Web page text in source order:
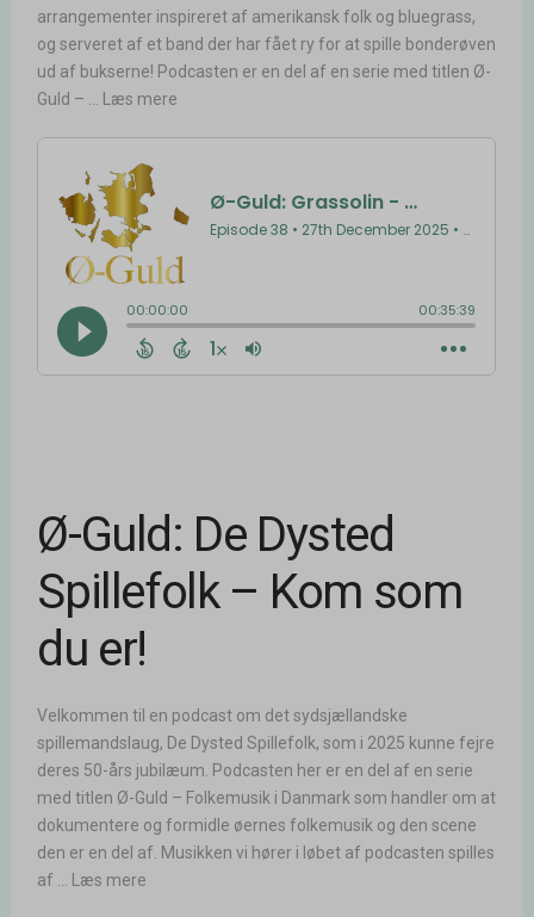
arrangementer inspireret af amerikansk folk og bluegrass,
og serveret af et band der har fået ry for at spille bonderøven
ud af bukserne! Podcasten er en del af en serie med titlen Ø-
Guld – ... Læs mere
Ø-Guld: De Dysted
Spillefolk – Kom som
du er!
Velkommen til en podcast om det sydsjællandske
spillemandslaug, De Dysted Spillefolk, som i 2025 kunne fejre
deres 50-års jubilæum. Podcasten her er en del af en serie
med titlen Ø-Guld – Folkemusik i Danmark som handler om at
dokumentere og formidle øernes folkemusik og den scene
den er en del af. Musikken vi hører i løbet af podcasten spilles
af ... Læs mere